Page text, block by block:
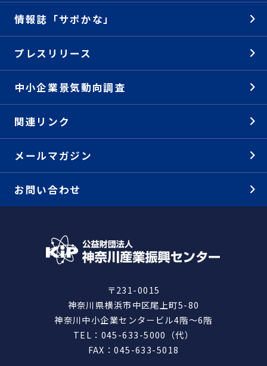
情報誌「サポかな」
プレスリリース
中小企業景気動向調査
関連リンク
メールマガジン
お問い合わせ
〒231-0015
神奈川県横浜市中区尾上町5-80
神奈川中小企業センタービル4階～6階
TEL：045-633-5000（代）
FAX：045-633-5018